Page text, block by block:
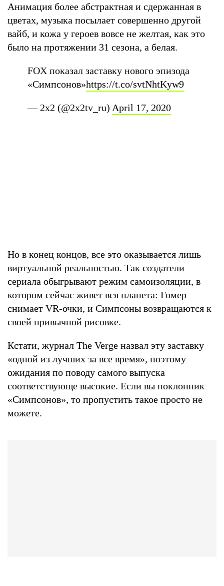
Анимация более абстрактная и сдержанная в
цветах, музыка посылает совершенно другой
вайб, и кожа у героев вовсе не желтая, как это
было на протяжении 31 сезона, а белая.
FOX показал заставку нового эпизода
«Симпсонов»https://t.co/svtNhtKyw9
— 2x2 (@2x2tv_ru) April 17, 2020
Но в конец концов, все это оказывается лишь
виртуальной реальностью. Так создатели
сериала обыгрывают режим самоизоляции, в
котором сейчас живет вся планета: Гомер
снимает VR-очки, и Симпсоны возвращаются к
своей привычной рисовке.
Кстати, журнал The Verge назвал эту заставку
«одной из лучших за все время», поэтому
ожидания по поводу самого выпуска
соответствующе высокие. Если вы поклонник
«Симпсонов», то пропустить такое просто не
можете.